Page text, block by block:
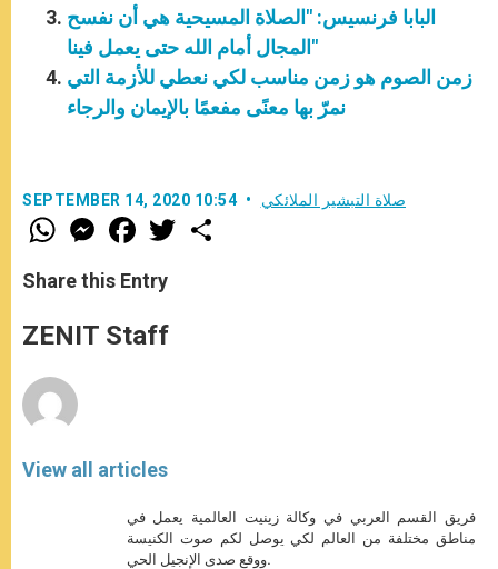
البابا فرنسيس: "الصلاة المسيحية هي أن نفسح
المجال أمام الله حتى يعمل فينا"
زمن الصوم هو زمن مناسب لكي نعطي للأزمة التي
نمرّ بها معنًى مفعمًا بالإيمان والرجاء
SEPTEMBER 14, 2020 10:54 صلاة التبشير الملائكي
W
h
t
s
p
p
M
e
s
e
g
e
F
a
e
b
o
k
w
Share this Entry
ZENIT Staff
View all articles
فريق القسم العربي في وكالة زينيت العالمية يعمل في
مناطق مختلفة من العالم لكي يوصل لكم صوت الكنيسة
ووقع صدى الإنجيل الحي.